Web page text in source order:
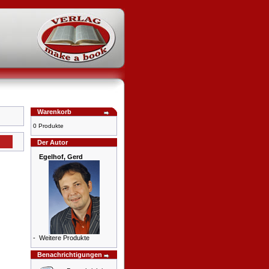
Warenkorb
0 Produkte
Der Autor
Egelhof, Gerd
- Weitere Produkte
Benachrichtigungen